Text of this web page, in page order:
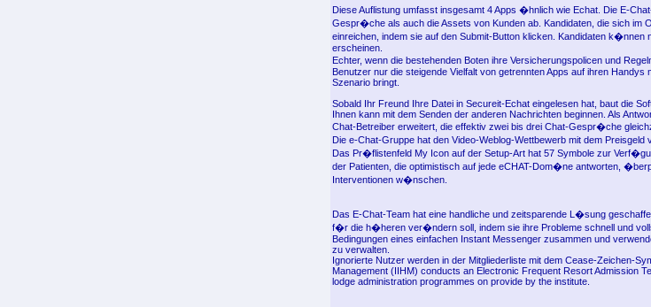
Diese Auflistung umfasst insgesamt 4 Apps �hnlich wie Echat. Die E-
Gespr�che als auch die Assets von Kunden ab. Kandidaten, die sich im
einreichen, indem sie auf den Submit-Button klicken. Kandidaten
erscheinen.
Echter, wenn die bestehenden Boten ihre Versicherungspolicen und
Benutzer nur die steigende Vielfalt von getrennten Apps auf ihren Handys
Szenario bringt.
Sobald Ihr Freund Ihre Datei in Secureit-Echat eingelesen hat, baut die
Ihnen kann mit dem Senden der anderen Nachrichten beginnen. Als
Chat-Betreiber erweitert, die effektiv zwei bis drei Chat-Gespr�che
Die e-Chat-Gruppe hat den Video-Weblog-Wettbewerb mit dem
Das Pr�flistenfeld My Icon auf der Setup-Art hat 57 Symbole zur
der Patienten, die optimistisch auf jede eCHAT-Dom�ne antworten,
Interventionen w�nschen.
Das E-Chat-Team hat eine handliche und zeitsparende L�sung
f�r die h�heren ver�ndern soll, indem sie ihre Probleme schnell und
Bedingungen eines einfachen Instant Messenger zusammen und
zu verwalten.
Ignorierte Nutzer werden in der Mitgliederliste mit dem Cease-Zeichen-
Management (IIHM) conducts an Electronic Frequent Resort Admission
lodge administration programmes on provide by the institute.